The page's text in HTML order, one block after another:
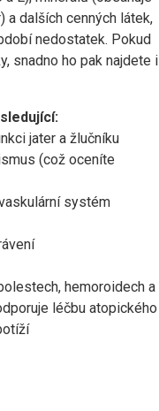
a dalších cenných látek,
nedostatek. Pokud
snadno ho pak najdete i
jater a žlučníku
(což oceníte
systém
hemoroidech a
léčbu atopického